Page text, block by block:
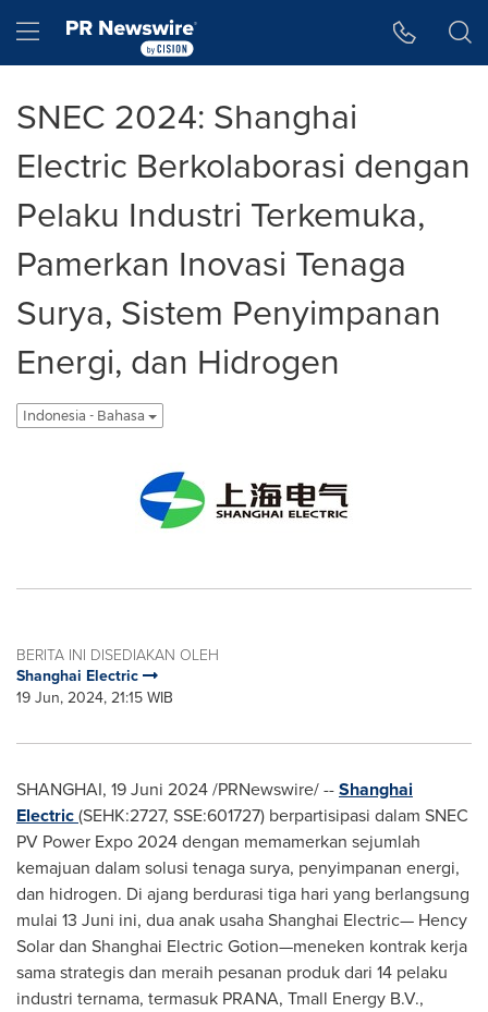
Hamburger menu
SNEC 2024: Shanghai
Electric Berkolaborasi dengan
Pelaku Industri Terkemuka,
Pamerkan Inovasi Tenaga
Surya, Sistem Penyimpanan
Energi, dan Hidrogen
Indonesia - Bahasa
BERITA INI DISEDIAKAN OLEH
Shanghai Electric
19 Jun, 2024, 21:15 WIB
SHANGHAI, 19 Juni 2024 /PRNewswire/ --Shanghai
Electric(SEHK:2727, SSE:601727) berpartisipasi dalam SNEC
PV Power Expo 2024 dengan memamerkan sejumlah
kemajuan dalam solusi tenaga surya, penyimpanan energi,
dan hidrogen. Di ajang berdurasi tiga hari yang berlangsung
mulai 13 Juni ini, dua anak usaha Shanghai Electric— Hency
Solardan Shanghai Electric Gotion—meneken kontrak kerja
sama strategis dan meraih pesanan produk dari 14 pelaku
industri ternama, termasuk PRANA, Tmall Energy B.V.,